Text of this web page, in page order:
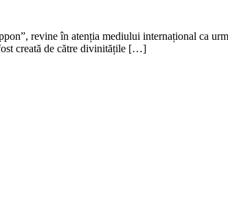
revine în atenția mediului internațional ca
creată de către divinitățile […]